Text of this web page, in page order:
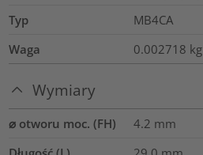
Typ
MB4CA
Waga
0.002718 kg
Wymiary
⌀ otworu moc. (FH)
4.2 mm